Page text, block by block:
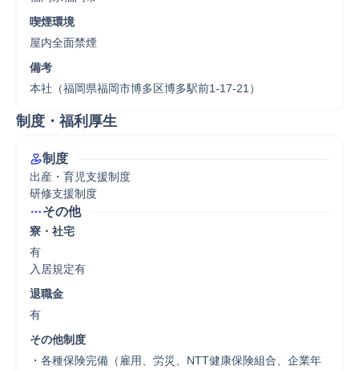
喫煙環境
屋内全面禁煙
備考
本社（福岡県福岡市博多区博多駅前1-17-21）
制度・福利厚生
制度
出産・育児支援制度
研修支援制度
その他
寮・社宅
有
入居規定有
退職金
有
その他制度
・各種保険完備（雇用、労災、NTT健康保険組合、企業年